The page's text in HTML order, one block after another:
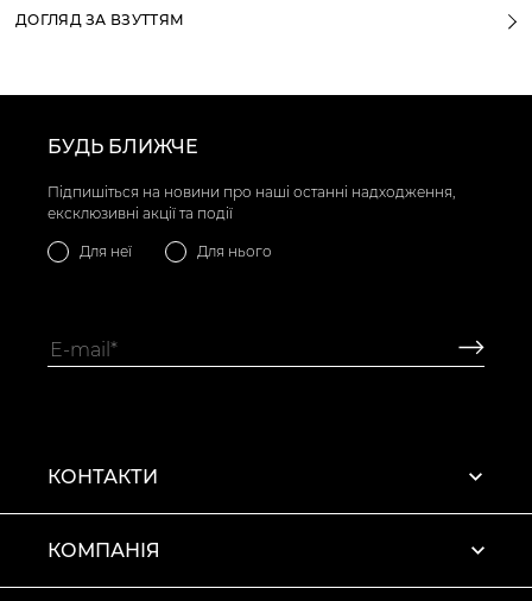
ДОГЛЯД ЗА ВЗУТТЯМ
БУДЬ БЛИЖЧЕ
Підпишіться на новини про наші останні надходження,
ексклюзивні акції та події
Для неї Для нього
КОНТАКТИ
КОМПАНІЯ